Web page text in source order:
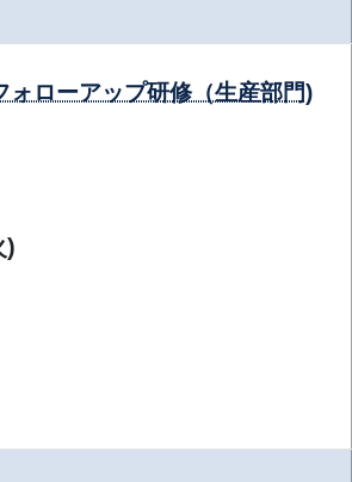
ォローアップ研修（生産部門)
)